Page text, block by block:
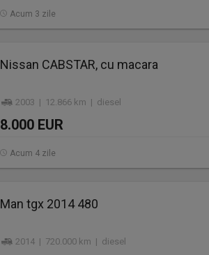
Acum 3 zile
Nissan CABSTAR, cu macara
2003 | 12.866 km | diesel
8.000 EUR
Acum 4 zile
Man tgx 2014 480
2014 | 720.000 km | diesel